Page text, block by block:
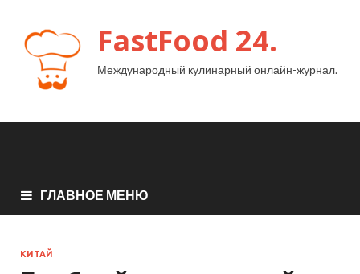
FastFood 24.
Международный кулинарный онлайн-журнал.
ГЛАВНОЕ МЕНЮ
КИТАЙ